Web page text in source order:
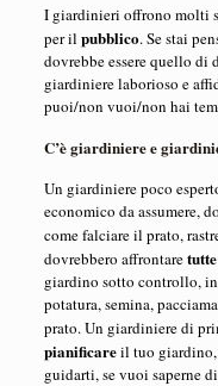
I giardinieri offrono molti
per il pubblico. Se stai
dovrebbe essere quello di
giardiniere laborioso e
puoi/non vuoi/non hai
C’è giardiniere e
Un giardiniere poco
economico da assumere,
come falciare il prato,
dovrebbero affrontare
giardino sotto controllo,
potatura, semina,
prato. Un giardiniere di
pianificareil tuo giardino,
guidarti, se vuoi saperne